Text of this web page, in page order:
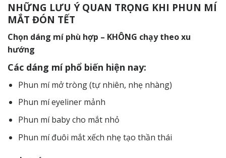
NHỮNG LƯU Ý QUAN TRỌNG KHI PHUN MÍ
MẮT ĐÓN TẾT
Chọn dáng mí phù hợp – KHÔNG chạy theo xu
hướng
Các dáng mí phổ biến hiện nay:
Phun mí mở tròng (tự nhiên, nhẹ nhàng)
Phun mí eyeliner mảnh
Phun mí baby cho mắt nhỏ
Phun mí đuôi mắt xếch nhẹ tạo thần thái